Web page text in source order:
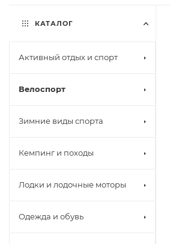
КАТАЛОГ
Активный отдых и спорт
Велоспорт
Зимние виды спорта
Кемпинг и походы
Лодки и лодочные моторы
Одежда и обувь